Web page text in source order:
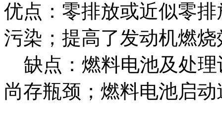
优点：零排放或近似零
污染；提高了发动机燃烧
缺点：燃料电池及处理
尚存瓶颈；燃料电池启